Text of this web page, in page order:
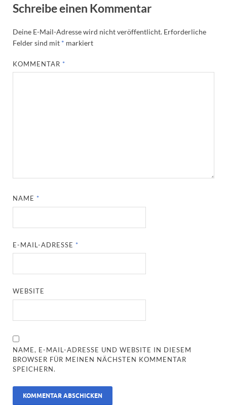
Schreibe einen Kommentar
Deine E-Mail-Adresse wird nicht veröffentlicht. Erforderliche
Felder sind mit * markiert
KOMMENTAR *
NAME *
E-MAIL-ADRESSE *
WEBSITE
NAME, E-MAIL-ADRESSE UND WEBSITE IN DIESEM
BROWSER FÜR MEINEN NÄCHSTEN KOMMENTAR
SPEICHERN.